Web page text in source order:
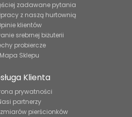
zadawane pytania
z naszą hurtownią
klientów
srebrnej biżuterii
probiercze
Mapa Sklepu
Klienta
prywatności
partnerzy
pierścionków